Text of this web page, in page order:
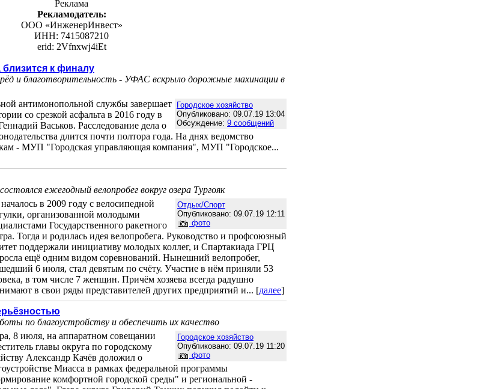
Реклама
Рекламодатель:
ООО «ИнженерИнвест»
ИНН: 7415087210
erid: 2Vfnxwj4iEt
близится к финалу
и благотворительность - УФАС вскрыло дорожные махинации в
Городское хозяйство
Опубликовано: 09.07.19 13:04
Обсуждение: 9 сообщений
антимонопольной службы завершает
со срезкой асфальта в 2016 году в
Васьков. Расследование дела о
длится почти полтора года. На днях ведомство
- МУП "Городская управляющая компания", МУП "Городское...
ежегодный велопробег вокруг озера Тургояк
Отдых/Спорт
Опубликовано: 09.07.19 12:11
фото
в 2009 году с велосипедной
организованной молодыми
Государственного ракетного
Тогда и родилась идея велопробега. Руководство и профсоюзный
поддержали инициативу молодых коллег, и Спартакиада ГРЦ
ещё одним видом соревнований. Нынешний велопробег,
6 июля, стал девятым по счёту. Участие в нём приняли 53
в том числе 7 женщин. Причём хозяева всегда радушно
в свои ряды представителей других предприятий и... [далее]
по благоустройству и обеспечить их качество
Городское хозяйство
Опубликовано: 09.07.19 11:20
фото
8 июля, на аппаратном совещании
главы округа по городскому
Александр Качёв доложил о
Миасса в рамках федеральной программы
комфортной городской среды" и региональной -